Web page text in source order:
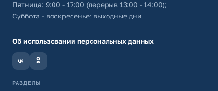
Пятница: 9:00 - 17:00 (перерыв 13:00 - 14:00);
Суббота - воскресенье: выходные дни.
Об использовании персональных данных
РАЗДЕЛЫ